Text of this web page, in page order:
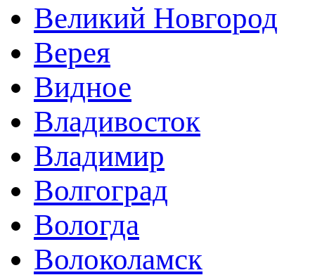
Великий Новгород
Верея
Видное
Владивосток
Владимир
Волгоград
Вологда
Волоколамск